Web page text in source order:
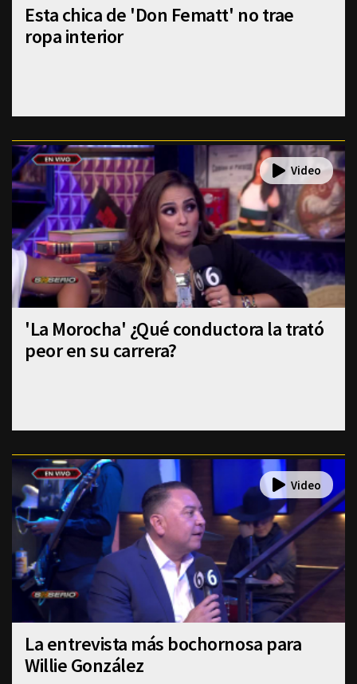
Esta chica de 'Don Fematt' no trae
ropa interior
'La Morocha' ¿Qué conductora la trató
peor en su carrera?
La entrevista más bochornosa para
Willie González